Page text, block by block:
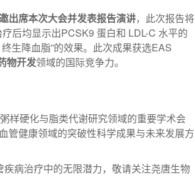
出席本次大会并发表报告演讲，此次报告将
后均显示出PCSK9 蛋白和 LDL-C 水平的
生降血脂”的效果。此次成果获选EAS
物开发领域的国际竞争力。
样硬化与脂类代谢研究领域的重要学术会
管健康领域的突破性科学成果与未来发展方
病治疗中的无限潜力，敬请关注尧唐生物